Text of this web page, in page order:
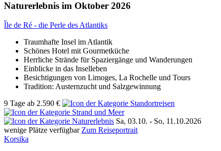
Naturerlebnis im Oktober 2026
Île de Ré - die Perle des Atlantiks
Traumhafte Insel im Atlantik
Schönes Hotel mit Gourmetküche
Herrliche Strände für Spaziergänge und Wanderungen
Einblicke in das Inselleben
Besichtigungen von Limoges, La Rochelle und Tours
Tradition: Austernzucht und Salzgewinnung
9 Tage ab 2.590 €
Sa, 03.10. - So, 11.10.2026
wenige Plätze verfügbar Zum Reiseportrait
Korsika